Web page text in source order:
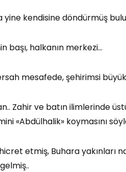
kendisine döndürmüş
başı, halkanın merkezi…
mesafede, şehirimsi
Zahir ve batın ilimlerinde
«Abdülhalik» koymasını
etmiş, Buhara yakınları